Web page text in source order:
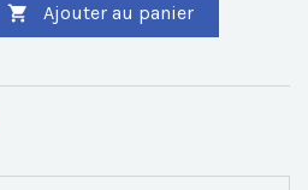
 Ajouter au panier